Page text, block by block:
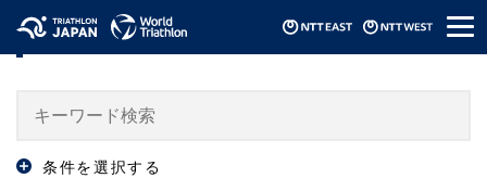
メ
ニ
「エイジランキング」のニュース
条件を選択する